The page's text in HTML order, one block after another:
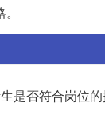
是否符合岗位